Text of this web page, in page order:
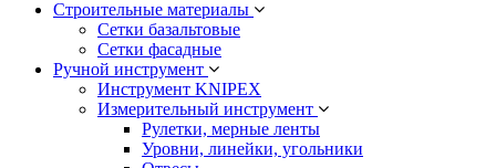
Строительные материалы
Сетки базальтовые
Сетки фасадные
Ручной инструмент
Инструмент KNIPEX
Измерительный инструмент
Рулетки, мерные ленты
Уровни, линейки, угольники